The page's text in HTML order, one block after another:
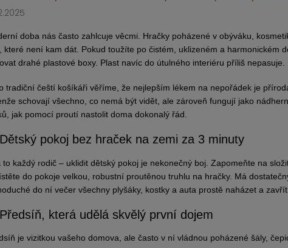
doba nás často zahlcuje věcmi. Hračky poházené v obýváku,
které není kam dát. Pokud toužíte po čistém, uklizeném a harmonickém
drahé plastové boxy. Plast navíc do útulného interiéru příliš nepasuje.
tradiční čeští košíkáři věříme, že nejlepším lékem na nepořádek je
schovají všechno, co nemá být vidět, ale zároveň fungují jako
jak pomocí proutí nastolit doma dokonalý řád.
pokoj bez hraček na zemi za 3 minuty
to každý rodič – uklidit dětský pokoj je nekonečný boj. Zapomeňte na
do pokoje velkou, robustní proutěnou truhlu na hračky. Má
do ní večer všechny plyšáky, kostky a auta prostě naházet a
která udělá skvělý první dojem
je vizitkou vašeho domova, ale často v ní vládnou poházené šály,